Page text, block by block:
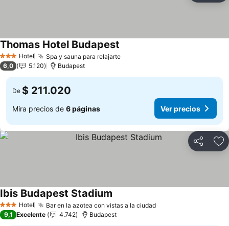
3 Estrellas
Hotel Spa y sauna para relajarte
Thomas Hotel Budapest
6,0 5.120 Budapest
De $ 211.020
Mira precios de 6 páginas Ver precios
Compartir
3 Estrellas
Hotel Bar en la azotea con vistas a la ciudad
Ibis Budapest Stadium
9,1 Excelente 4.742 Budapest